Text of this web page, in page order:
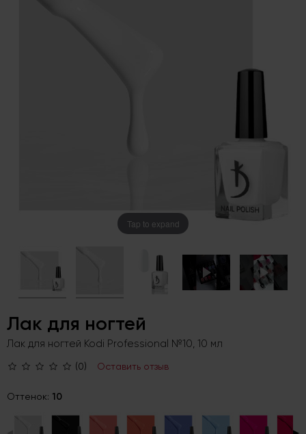
Tap to expand
Лак для ногтей
Лак для ногтей Kodi Professional №10, 10 мл
(0) Оставить отзыв
Оттенок: 10